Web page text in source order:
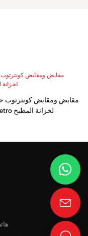
مقابض ومقابض كونترتوب
AllandCabinet Metro لخزانة المطبخ
هاتف: